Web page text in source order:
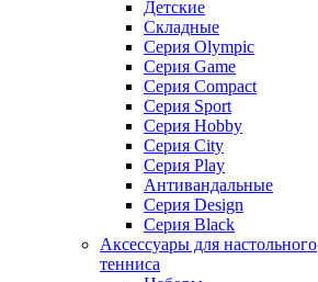
Детские
Складные
Серия Olympic
Серия Game
Серия Compact
Серия Sport
Серия Hobby
Серия City
Серия Play
Антивандальные
Серия Design
Серия Black
Аксессуары для настольного
тенниса